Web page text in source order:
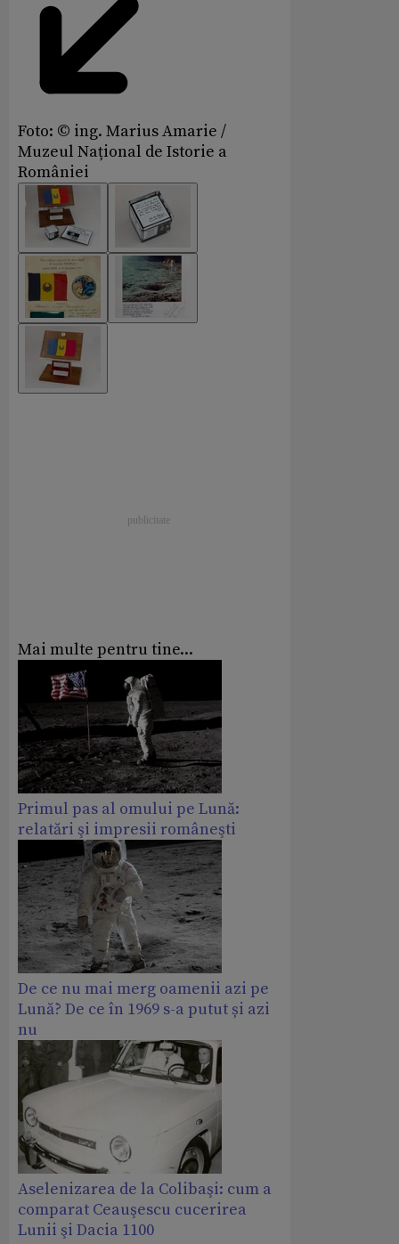
Foto: © ing. Marius Amarie /
Muzeul Național de Istorie a
României
Mai multe pentru tine...
Primul pas al omului pe Lună:
relatări şi impresii româneşti
De ce nu mai merg oamenii azi pe
Lună? De ce în 1969 s-a putut și azi
nu
Aselenizarea de la Colibaşi: cum a
comparat Ceauşescu cucerirea
Lunii şi Dacia 1100